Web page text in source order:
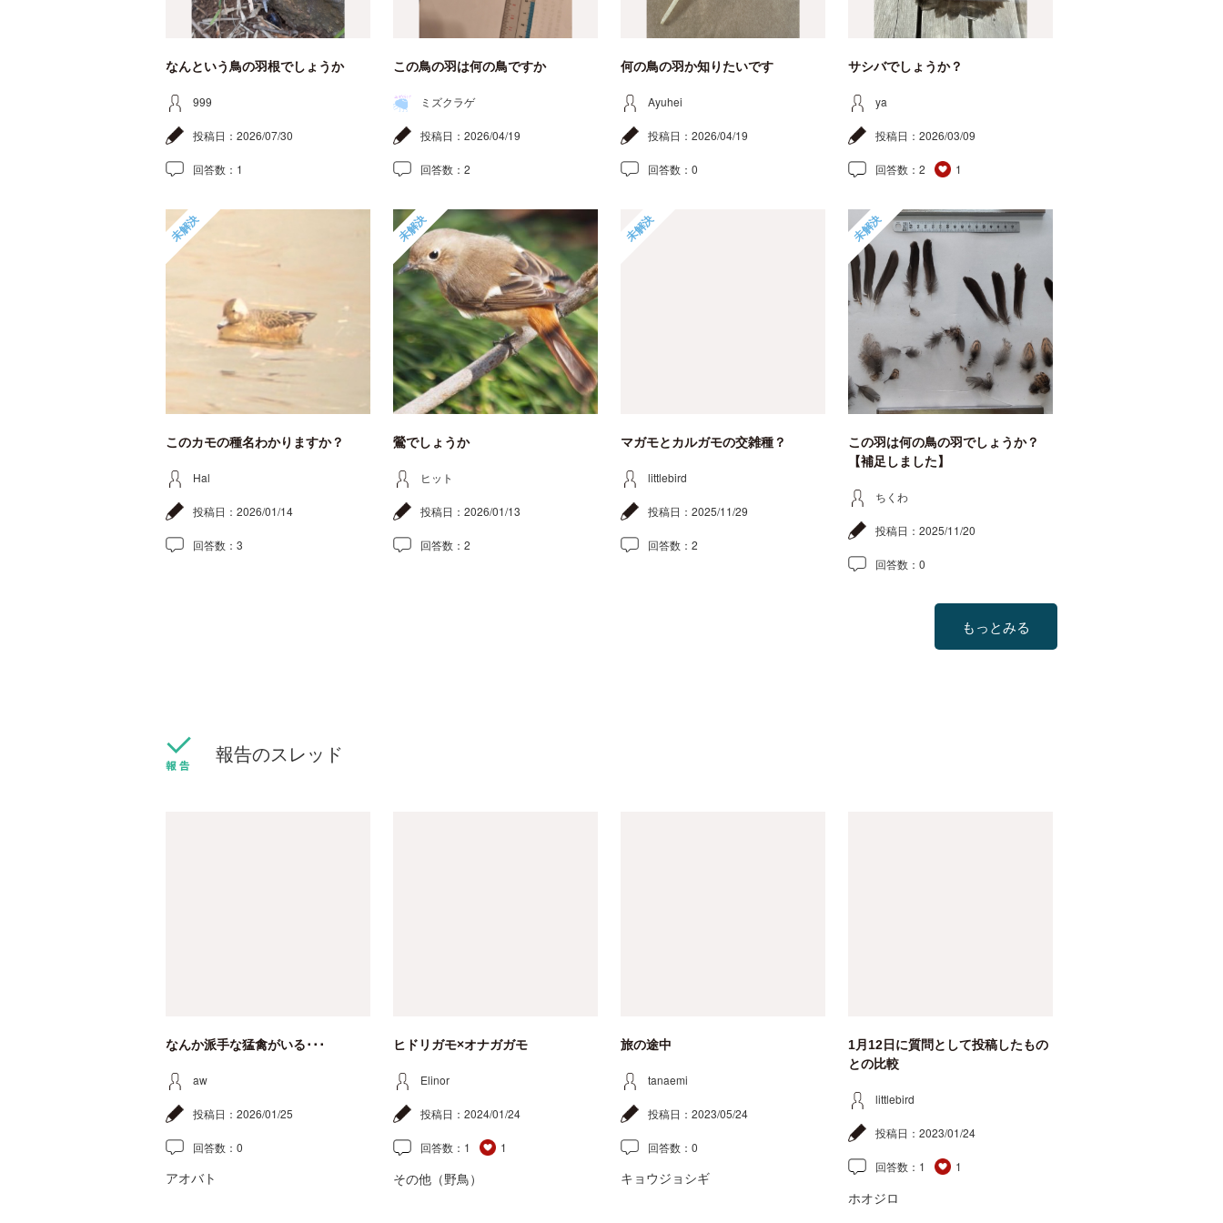
なんという鳥の羽根でしょうか
999
投稿日： 2026/07/30
回答数： 1
この鳥の羽は何の鳥ですか
ミズクラゲ
投稿日： 2026/04/19
回答数： 2
何の鳥の羽か知りたいです
Ayuhei
投稿日： 2026/04/19
回答数： 0
サシバでしょうか？
ya
投稿日： 2026/03/09
回答数： 2 1
未解決
このカモの種名わかりますか？
Hal
投稿日： 2026/01/14
回答数： 3
未解決
鶯でしょうか
ヒット
投稿日： 2026/01/13
回答数： 2
未解決
マガモとカルガモの交雑種？
littlebird
投稿日： 2025/11/29
回答数： 2
未解決
この羽は何の鳥の羽でしょうか？
【補足しました】
ちくわ
投稿日： 2025/11/20
回答数： 0
もっとみる
報告のスレッド
なんか派手な猛禽がいる･･･
aw
投稿日： 2026/01/25
回答数： 0
アオバト
ヒドリガモ×オナガガモ
Elinor
投稿日： 2024/01/24
回答数： 1 1
その他（野鳥）
旅の途中
tanaemi
投稿日： 2023/05/24
回答数： 0
キョウジョシギ
1月12日に質問として投稿したもの
との比較
littlebird
投稿日： 2023/01/24
回答数： 1 1
ホオジロ